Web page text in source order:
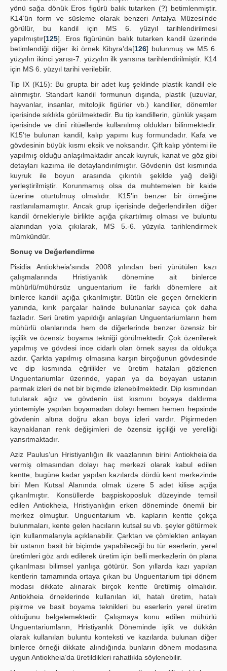
yönü sağa dönük Eros figürü balık tutarken (?) betimlenmiştir.
K14’ün form ve süsleme olarak benzeri Antalya Müzesi’nde
görülür, bu kandil için MS 6. yüzyıl tarihlendirilmesi
yapılmıştır[125]. Eros figürünün balık tutarken kandil üzerinde
betimlendiği diğer iki örnek Kibyra’da[126] bulunmuş ve MS 6.
yüzyılın ikinci yarısı-7. yüzyılın ilk yarısına tarihlendirilmiştir. K14
için MS 6. yüzyıl tarihi verilebilir.
Tip IX (K15): Bu grupta bir adet kuş şeklinde plastik kandil ele
alınmıştır. Standart kandil formunun dışında, plastik (uzuvlar,
hayvanlar, insanlar, mitolojik figürler vb.) kandiller, dönemler
içerisinde sıklıkla görülmektedir. Bu tip kandillerin, günlük yaşam
içerisinde ve dinî ritüellerde kullanılmış oldukları bilinmektedir.
K15’te bulunan kandil, kalıp yapımı kuş formundadır. Kafa ve
gövdesinin büyük kısmı eksik ve noksandır. Çift kalıp yöntemi ile
yapılmış olduğu anlaşılmaktadır ancak kuyruk, kanat ve göz gibi
detayları kazıma ile detaylandırılmıştır. Gövdenin üst kısmında
kuyruk ile boyun arasında çıkıntılı şekilde yağ deliği
yerleştirilmiştir. Korunmamış olsa da muhtemelen bir kaide
üzerine oturtulmuş olmalıdır. K15’in benzer bir örneğine
rastlanılamamıştır. Ancak grup içerisinde değerlendirilen diğer
kandil örnekleriyle birlikte açığa çıkartılmış olması ve buluntu
alanından yola çıkılarak, MS 5.-6. yüzyıla tarihlendirmek
mümkündür.
Sonuç ve Değerlendirme
Pisidia Antiokheia’sında 2008 yılından beri yürütülen kazı
çalışmalarında Hristiyanlık dönemine ait binlerce
mühürlü/mühürsüz unguentarium ile farklı dönemlere ait
binlerce kandil açığa çıkarılmıştır. Bütün ele geçen örneklerin
yanında, kırık parçalar halinde bulunanlar sayıca çok daha
fazladır. Seri üretim yapıldığı anlaşılan Unguentariumların hem
mühürlü olanlarında hem de diğerlerinde benzer özensiz bir
işçilik ve özensiz boyama tekniği görülmektedir. Çok özenilerek
yapılmış ve gövdesi ince cidarlı olan örnek sayısı da oldukça
azdır. Çarkta yapılmış olmasına karşın birçoğunun gövdesinde
ve dip kısmında eğrilikler ve üretim hataları gözlenen
Unguentariumlar üzerinde, yapan ya da boyayan ustanın
parmak izleri de net bir biçimde izlenebilmektedir. Dip kısmından
tutularak ağız ve gövdenin üst kısmını boyaya daldırma
yöntemiyle yapılan boyamadan dolayı hemen hemen hepsinde
gövdenin altına doğru akan boya izleri vardır. Pişirmeden
kaynaklanan renk değişimleri de özensiz işçiliği ve yerelliği
yansıtmaktadır.
Aziz Paulus’un Hristiyanlığın ilk vaazlarının birini Antiokheia’da
vermiş olmasından dolayı haç merkezi olarak kabul edilen
kentte, bugüne kadar yapılan kazılarda dördü kent merkezinde
biri Men Kutsal Alanında olmak üzere 5 adet kilise açığa
çıkarılmıştır. Konsüllerde başpiskoposluk düzeyinde temsil
edilen Antiokheia, Hristiyanlığın erken döneminde önemli bir
merkez olmuştur. Unguentarium vb. kapların kentte çokça
bulunmaları, kente gelen hacıların kutsal su vb. şeyler götürmek
için kullanmalarıyla açıklanabilir. Çarktan ve çömlekten anlayan
bir ustanın basit bir biçimde yapabileceği bu tür eserlerin, yerel
üretimleri göz ardı edilerek üretim için belli merkezlerin ön plana
çıkarılması bilimsel yanlışa götürür. Son yıllarda kazı yapılan
kentlerin tamamında ortaya çıkan bu Unguentarium tipi dönem
modası dikkate alınarak birçok kentte üretilmiş olmalıdır.
Antiokheia örneklerinde kullanılan kil, hatalı üretim, hatalı
pişirme ve basit boyama teknikleri bu eserlerin yerel üretim
olduğunu belgelemektedir. Çalışmaya konu edilen mühürlü
Unguentariumların, Hristiyanlık Döneminde işlik ve dükkân
olarak kullanılan buluntu konteksti ve kazılarda bulunan diğer
binlerce örneği dikkate alındığında bunların dönem modasına
uygun Antiokheia’da üretildikleri rahatlıkla söylenebilir.